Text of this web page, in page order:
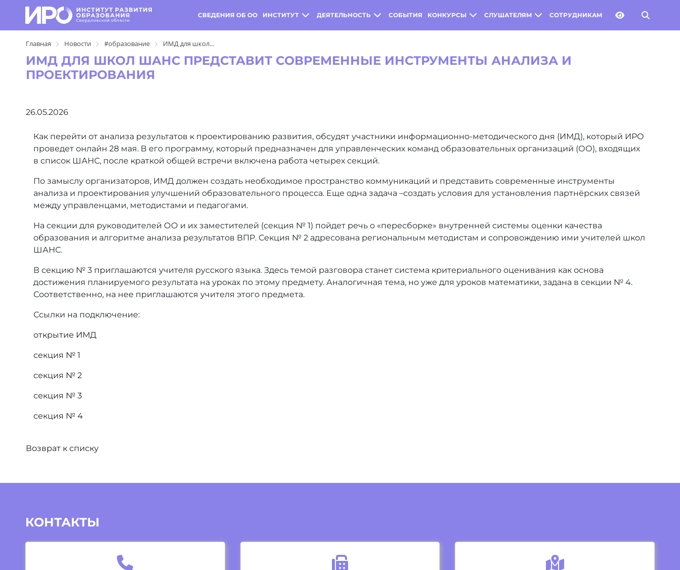
СВЕДЕНИЯ ОБ ОО ИНСТИТУТ ДЕЯТЕЛЬНОСТЬ СОБЫТИЯ КОНКУРСЫ СЛУШАТЕЛЯМ СОТРУДНИКАМ
Главная Новости #образование ИМД для школ...
ИМД ДЛЯ ШКОЛ ШАНС ПРЕДСТАВИТ СОВРЕМЕННЫЕ ИНСТРУМЕНТЫ АНАЛИЗА И
ПРОЕКТИРОВАНИЯ
26.05.2026
Как перейти от анализа результатов к проектированию развития, обсудят участники информационно-методического дня (ИМД), который ИРО
проведет онлайн 28 мая. В его программу, который предназначен для управленческих команд образовательных организаций (ОО), входящих
в список ШАНС, после краткой общей встречи включена работа четырех секций.
По замыслу организаторов, ИМД должен создать необходимое пространство коммуникаций и представить современные инструменты
анализа и проектирования улучшений образовательного процесса. Еще одна задача –создать условия для установления партнёрских связей
между управленцами, методистами и педагогами.
На секции для руководителей ОО и их заместителей (секция № 1) пойдет речь о «пересборке» внутренней системы оценки качества
образования и алгоритме анализа результатов ВПР. Секция № 2 адресована региональным методистам и сопровождению ими учителей школ
ШАНС.
В секцию № 3 приглашаются учителя русского языка. Здесь темой разговора станет система критериального оценивания как основа
достижения планируемого результата на уроках по этому предмету. Аналогичная тема, но уже для уроков математики, задана в секции № 4.
Соответственно, на нее приглашаются учителя этого предмета.
Ссылки на подключение:
открытие ИМД
секция № 1
секция № 2
секция № 3
секция № 4
Возврат к списку
КОНТАКТЫ